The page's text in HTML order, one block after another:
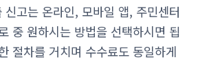
신고는 온라인, 모바일 앱, 주민센터
중 원하시는 방법을 선택하시면 됩
절차를 거치며 수수료도 동일하게